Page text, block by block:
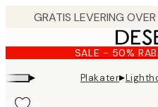
content.
SALE - 50%
▸ Plakater▸